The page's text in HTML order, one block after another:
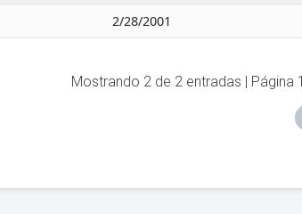
2/28/2001
Mostrando 2 de 2 entradas | Página 1